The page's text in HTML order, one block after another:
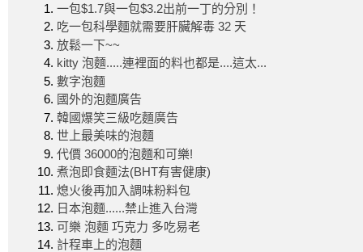
一包$1.7與一包$3.2出前一丁的分別！
吃一包科學麵就需要肝臟解毒 32 天
放鬆一下~~
kitty 泡麵.....連裡面的料也都是....這太...
數字泡麵
國外的泡麵廣告
韓國爆笑三級吃麵廣告
世上最美味的泡麵
代價 36000的泡麵和可樂!
煮泡即食麵法(BHT有害健康)
熄火後再加入調味粉料包
日本泡麵......禁止進入台灣
可樂 泡麵 巧克力 多吃易老
計程車上的泡麵